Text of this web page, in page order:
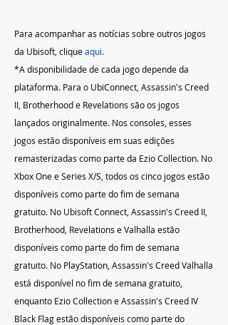
Para acompanhar as notícias sobre outros jogos
da Ubisoft, clique aqui.
*A disponibilidade de cada jogo depende da
plataforma. Para o UbiConnect, Assassin's Creed
II, Brotherhood e Revelations são os jogos
lançados originalmente. Nos consoles, esses
jogos estão disponíveis em suas edições
remasterizadas como parte da Ezio Collection. No
Xbox One e Series X/S, todos os cinco jogos estão
disponíveis como parte do fim de semana
gratuito. No Ubisoft Connect, Assassin's Creed II,
Brotherhood, Revelations e Valhalla estão
disponíveis como parte do fim de semana
gratuito. No PlayStation, Assassin's Creed Valhalla
está disponível no fim de semana gratuito,
enquanto Ezio Collection e Assassin's Creed IV
Black Flag estão disponíveis como parte do